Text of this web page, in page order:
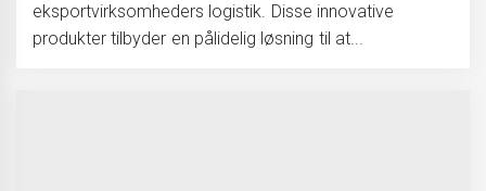
eksportvirksomheders logistik. Disse innovative
produkter tilbyder en pålidelig løsning til at...